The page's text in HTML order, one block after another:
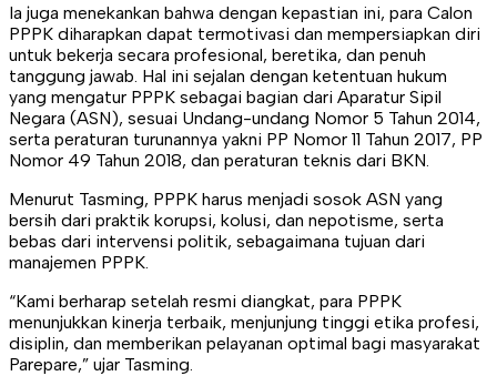
Ia juga menekankan bahwa dengan kepastian ini, para Calon
PPPK diharapkan dapat termotivasi dan mempersiapkan diri
untuk bekerja secara profesional, beretika, dan penuh
tanggung jawab. Hal ini sejalan dengan ketentuan hukum
yang mengatur PPPK sebagai bagian dari Aparatur Sipil
Negara (ASN), sesuai Undang-undang Nomor 5 Tahun 2014,
serta peraturan turunannya yakni PP Nomor 11 Tahun 2017, PP
Nomor 49 Tahun 2018, dan peraturan teknis dari BKN.
Menurut Tasming, PPPK harus menjadi sosok ASN yang
bersih dari praktik korupsi, kolusi, dan nepotisme, serta
bebas dari intervensi politik, sebagaimana tujuan dari
manajemen PPPK.
“Kami berharap setelah resmi diangkat, para PPPK
menunjukkan kinerja terbaik, menjunjung tinggi etika profesi,
disiplin, dan memberikan pelayanan optimal bagi masyarakat
Parepare,” ujar Tasming.